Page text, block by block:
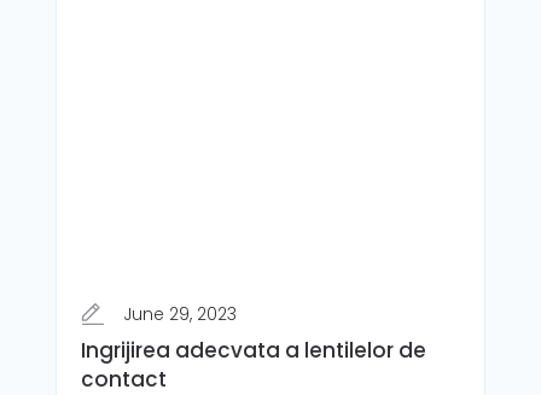
June 29, 2023
Ingrijirea adecvata a lentilelor de
contact